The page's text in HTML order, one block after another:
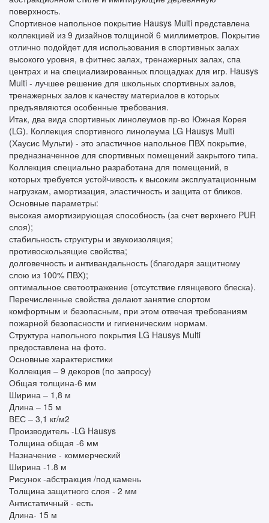
поверхность.
Спортивное напольное покрытие Hausys Multi представлена
коллекцией из 9 дизайнов толщиной 6 миллиметров. Покрытие
отлично подойдет для использования в спортивных залах
высокого уровня, в фитнес залах, тренажерных залах, спа
центрах и на специализированных площадках для игр. Hausys
Multi - лучшее решение для школьных спортивных залов,
тренажерных залов к качеству материалов в которых
предъявляются особенные требования.
Итак, два вида спортивных линолеумов пр-во Южная Корея
(LG). Коллекция спортивного линолеума LG Hausys Multi
(Хаусис Мульти) - это эластичное напольное ПВХ покрытие,
предназначенное для спортивных помещений закрытого типа.
Коллекция специально разработана для помещений, в
которых требуется устойчивость к высоким эксплуатационным
нагрузкам, амортизация, эластичность и защита от бликов.
Основные параметры:
высокая амортизирующая способность (за счет верхнего PUR
слоя);
стабильность структуры и звукоизоляция;
противоскользящие свойства;
долговечность и антивандальность (благодаря защитному
слою из 100% ПВХ);
оптимальное светоотражение (отсутствие глянцевого блеска).
Перечисленные свойства делают занятие спортом
комфортным и безопасным, при этом отвечая требованиям
пожарной безопасности и гигиеническим нормам.
Структура напольного покрытия LG Hausys Multi
предоставлена на фото.
Основные характеристики
Коллекция – 9 декоров (по запросу)
Общая толщина-6 мм
Ширина – 1,8 м
Длина – 15 м
ВЕС – 3,1 кг/м2
Производитель -LG Hausys
Толщина общая -6 мм
Назначение - коммерческий
Ширина -1.8 м
Рисунок -абстракция /под камень
Толщина защитного слоя - 2 мм
Антистатичный - есть
Длина- 15 м